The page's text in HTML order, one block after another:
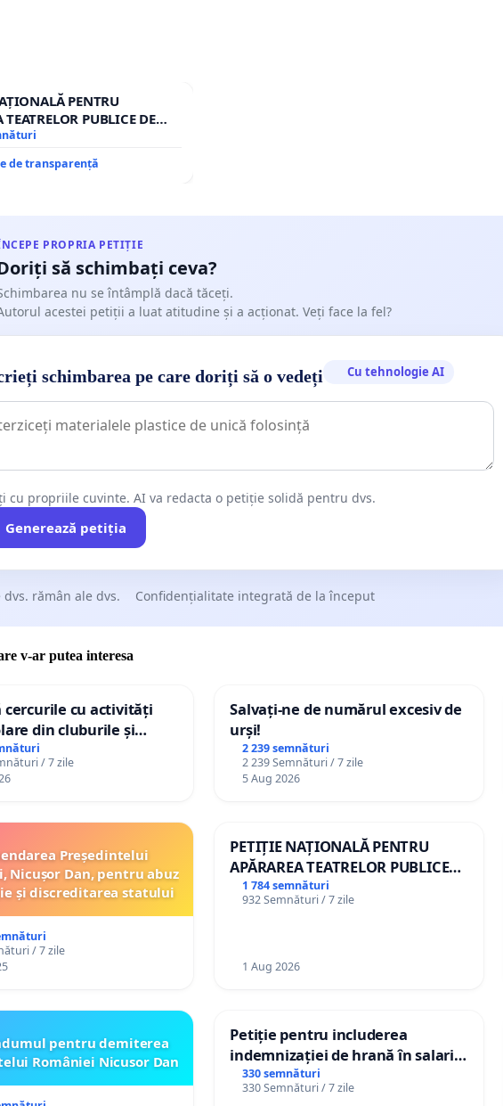
PENTRU
TEATRELOR PUBLICE DE
DIN ROMÂNIA
de transparență
PROPRIA PETIȚIE
să schimbați ceva?
nu se întâmplă dacă tăceți.
acestei petiții a luat atitudine și a acționat. Veți face la fel?
schimbarea pe care doriți să o vedeți Cu tehnologie AI
cu propriile cuvinte. AI va redacta o petiție solidă pentru dvs.
Generează petiția
dvs. rămân ale dvs. Confidențialitate integrată de la început
v-ar putea interesa
cercurile cu activități
din cluburile și
/ 7 zile
Salvați-ne de numărul excesiv de
urși!
2 239 semnături
2 239 Semnături / 7 zile
5 Aug 2026
Președintelui
Nicușor Dan, pentru abuz
și discreditarea statului
/ 7 zile
PETIȚIE NAȚIONALĂ PENTRU
APĂRAREA TEATRELOR PUBLICE
DE REPERTORIU DIN ROMÂNIA
1 784 semnături
932 Semnături / 7 zile
1 Aug 2026
pentru demiterea
României Nicusor Dan
Petiție pentru includerea
indemnizației de hrană în salariul
de bază și protejarea gradațiilor
de vechime pentru asistenții
330 semnături
330 Semnături / 7 zile